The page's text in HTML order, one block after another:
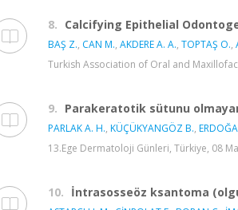
8. Calcifying Epithelial
BAŞ Z., CAN M., AKDERE A. A., TOPTAŞ O.,
Turkish Association of Oral and
9. Parakeratotik sütunu
PARLAK A. H., KÜÇÜKYANGÖZ B.,
13.Ege Dermatoloji Günleri, Türkiye, 08
10. İntrasosseöz ksantoma